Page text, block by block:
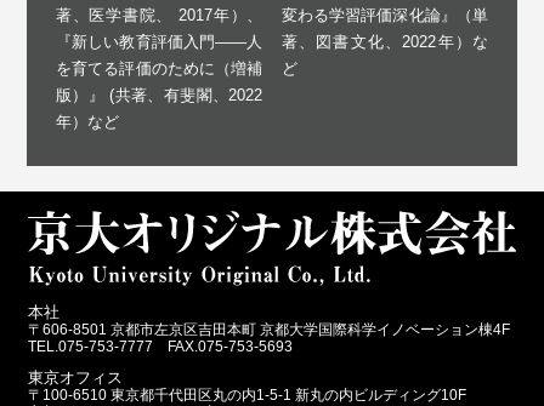
著、医学書院、 2017年）、
『新しい教育評価入門――人
を育てる評価のために（増補
版）』 (共著、有斐閣、2022
年）など
変わる学習評価深化論』（単
著、図書文化、2022年）な
ど
本社
〒606-8501 京都市左京区吉田本町 京都大学国際科学イノベーション棟4F
TEL.075-753-7777 FAX.075-753-5693
東京オフィス
〒100-6510 東京都千代田区丸の内1-5-1 新丸の内ビルディング10F